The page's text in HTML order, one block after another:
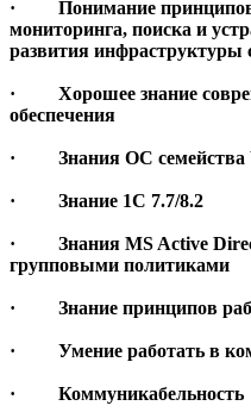
· Понимание принципов
мониторинга, поиска и
развития инфраструктуры
· Хорошее знание
обеспечения
· Знания ОС семейства
· Знание 1C 7.7/8.2
· Знания MS Active
групповыми политиками
· Знание принципов
· Умение работать в
· Коммуникабельность